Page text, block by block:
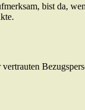
bist da,